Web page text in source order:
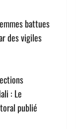
battues
des vigiles
: Le
publié